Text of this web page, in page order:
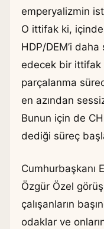
emperyalizmin
O ittifak ki, içinde
HDP/DEM’i
edecek bir ittifak
parçalanma
en azından
Bunun için de
dediği süreç
Cumhurbaşkanı
Özgür Özel
çalışanların
odaklar ve